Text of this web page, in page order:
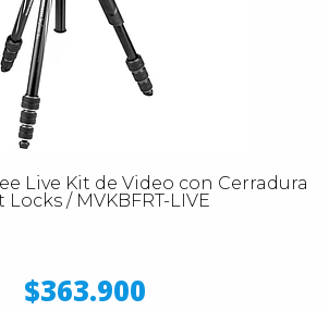
Live Kit de Video con Cerradura
Locks / MVKBFRT-LIVE
$363.900